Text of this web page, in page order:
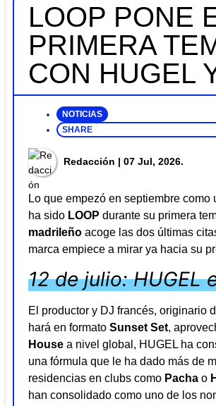
LOOP PONE
PRIMERA
CON HUGEL
NOTICIAS
SHARE
Redacción | 07 Jul, 2026.
Lo que empezó en septiembre
ha sido LOOP durante su primera
madrileño acoge las dos últimas
marca empiece a mirar ya hacia su
12 de julio: HUGEL
El productor y DJ francés, originario
hará en formato Sunset Set,
House a nivel global, HUGEL ha
una fórmula que le ha dado más de
residencias en clubs como Pacha o
han consolidado como uno de los